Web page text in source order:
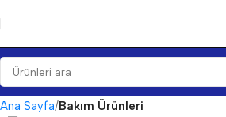
Ana Sayfa Bakım Ürünleri